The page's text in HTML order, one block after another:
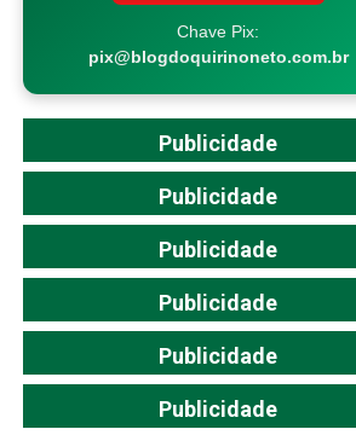
Chave Pix:
pix@blogdoquirinoneto.com.br
Publicidade
Publicidade
Publicidade
Publicidade
Publicidade
Publicidade